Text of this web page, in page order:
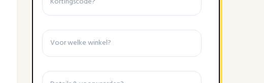
Winkel
Details